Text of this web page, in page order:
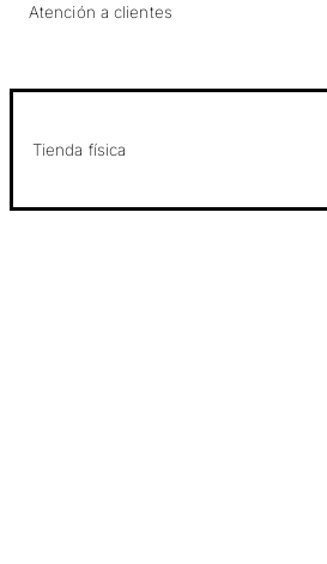
Atención a clientes
Tienda física